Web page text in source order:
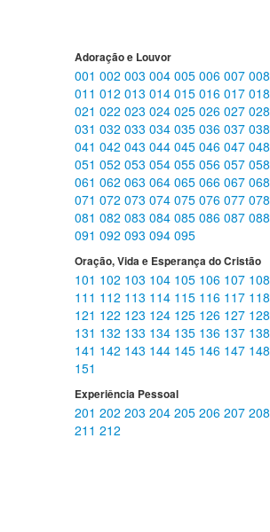
Adoração e Louvor
001 002 003 004 005 006 007 008
011 012 013 014 015 016 017 018
021 022 023 024 025 026 027 028
031 032 033 034 035 036 037 038
041 042 043 044 045 046 047 048
051 052 053 054 055 056 057 058
061 062 063 064 065 066 067 068
071 072 073 074 075 076 077 078
081 082 083 084 085 086 087 088
091 092 093 094 095
Oração, Vida e Esperança do Cristão
101 102 103 104 105 106 107 108
111 112 113 114 115 116 117 118
121 122 123 124 125 126 127 128
131 132 133 134 135 136 137 138
141 142 143 144 145 146 147 148
151
Experiência Pessoal
201 202 203 204 205 206 207 208
211 212